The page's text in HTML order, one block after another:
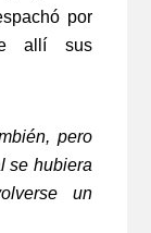
por
allí sus
pero
se hubiera
un